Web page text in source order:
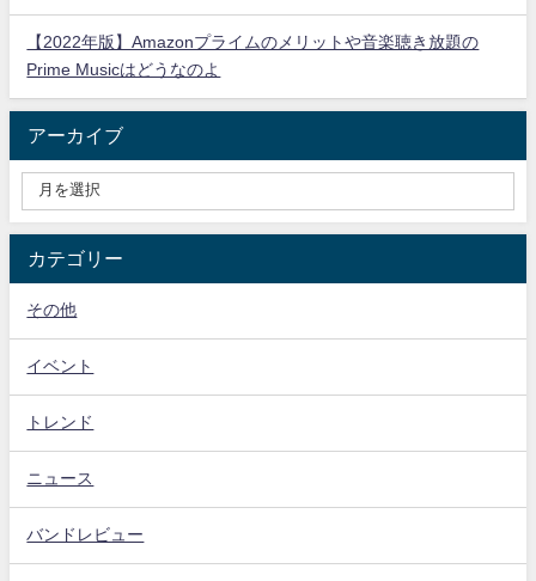
【2022年版】Amazonプライムのメリットや音楽聴き放題の
Prime Musicはどうなのよ
アーカイブ
カテゴリー
その他
イベント
トレンド
ニュース
バンドレビュー